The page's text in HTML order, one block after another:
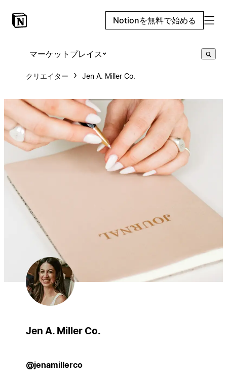
Notionを無料で始める
マーケットプレイス
クリエイター Jen A. Miller Co.
Jen A. Miller Co.
@jenamillerco